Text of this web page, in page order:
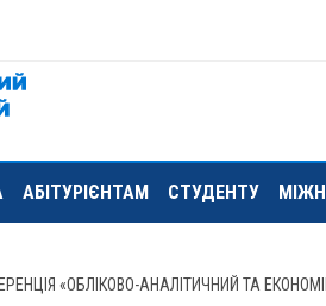
АБІТУРІЄНТАМ СТУДЕНТУ
«ОБЛІКОВО-АНАЛІТИЧНИЙ ТА